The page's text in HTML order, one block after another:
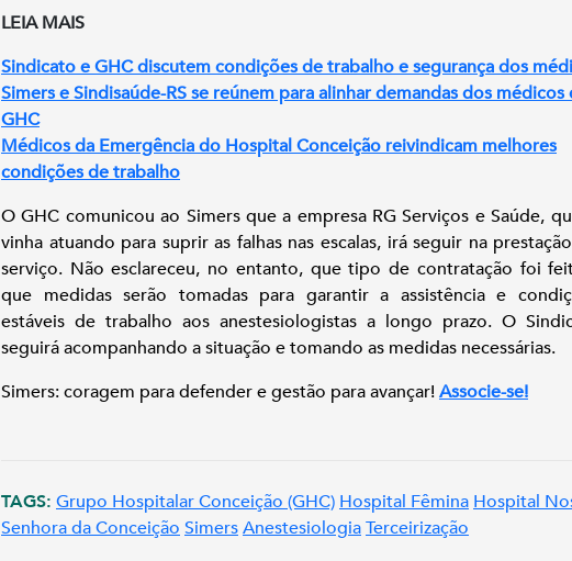
LEIA MAIS
Sindicato e GHC discutem condições de trabalho e segurança dos
Simers e Sindisaúde-RS se reúnem para alinhar demandas dos médicos
GHC
Médicos da Emergência do Hospital Conceição reivindicam melhores
condições de trabalho
O GHC comunicou ao Simers que a empresa RG Serviços e Saúde,
vinha atuando para suprir as falhas nas escalas, irá seguir na
serviço. Não esclareceu, no entanto, que tipo de contratação foi
que medidas serão tomadas para garantir a assistência e
estáveis de trabalho aos anestesiologistas a longo prazo. O
seguirá acompanhando a situação e tomando as medidas necessárias.
Simers: coragem para defender e gestão para avançar!Associe-se!
TAGS: Grupo Hospitalar Conceição (GHC) Hospital Fêmina Hospital
Senhora da Conceição SimersAnestesiologiaTerceirização